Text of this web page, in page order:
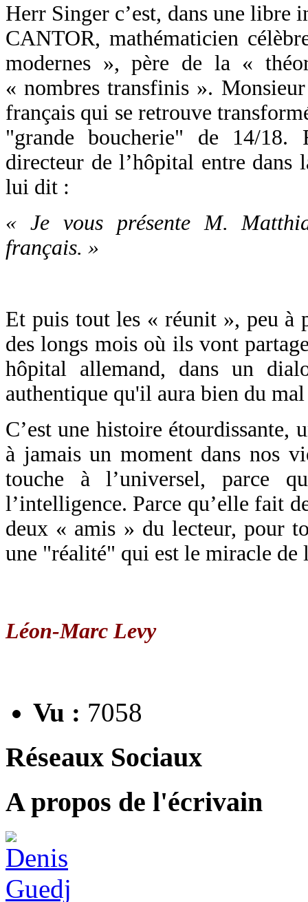
Herr Singer c’est, dans une libre
CANTOR, mathématicien
modernes », père de la «
« nombres transfinis ».
français qui se retrouve
"grande boucherie" de 14/
directeur de l’hôpital entre dans
lui dit :
« Je vous présente M.
français. »
Et puis tout les « réunit », peu à
des longs mois où ils vont
hôpital allemand, dans un
authentique qu'il aura bien du
C’est une histoire étourdissante,
à jamais un moment dans nos
touche à l’universel, parce
l’intelligence. Parce qu’elle fait
deux « amis » du lecteur, pour
une "réalité" qui est le miracle de
Léon-Marc Levy
Vu : 7058
Réseaux Sociaux
A propos de l'écrivain